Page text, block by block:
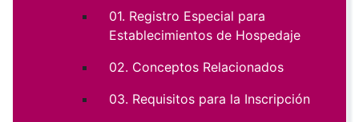
01. Registro Especial para
Establecimientos de Hospedaje
02. Conceptos Relacionados
03. Requisitos para la Inscripción